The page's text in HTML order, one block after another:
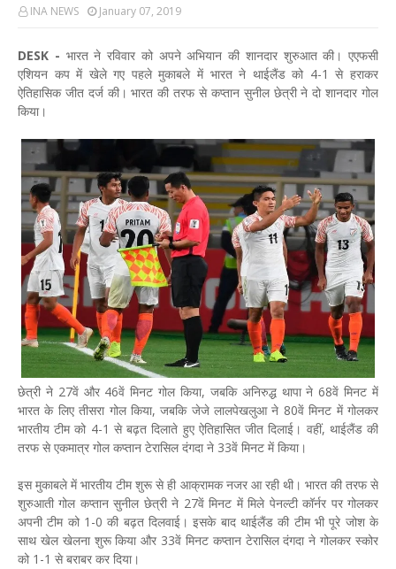
INA NEWS January 07, 2019
DESK - भारत ने रविवार को अपने अभियान की शानदार शुरुआत की। एएफसी
एशियन कप में खेले गए पहले मुकाबले में भारत ने थाईलैंड को 4-1 से हराकर
ऐतिहासिक जीत दर्ज की। भारत की तरफ से कप्तान सुनील छेत्री ने दो शानदार गोल
किया।
छेत्री ने 27वें और 46वें मिनट गोल किया, जबकि अनिरुद्ध थापा ने 68वें मिनट में
भारत के लिए तीसरा गोल किया, जबकि जेजे लालपेखलुआ ने 80वें मिनट में गोलकर
भारतीय टीम को 4-1 से बढ़त दिलाते हुए ऐतिहासित जीत दिलाई। वहीं, थाईलैंड की
तरफ से एकमात्र गोल कप्तान टेरासिल दंगदा ने 33वें मिनट में किया।
इस मुकाबले में भारतीय टीम शुरू से ही आक्रामक नजर आ रही थी। भारत की तरफ से
शुरुआती गोल कप्तान सुनील छेत्री ने 27वें मिनट में मिले पेनल्टी कॉर्नर पर गोलकर
अपनी टीम को 1-0 की बढ़त दिलवाई। इसके बाद थाईलैंड की टीम भी पूरे जोश के
साथ खेल खेलना शुरू किया और 33वें मिनट कप्तान टेरासिल दंगदा ने गोलकर स्कोर
को 1-1 से बराबर कर दिया।